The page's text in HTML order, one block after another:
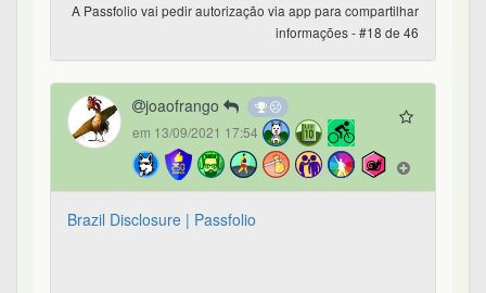
A Passfolio vai pedir autorização via app para compartilhar
informações - #18 de 46
joaofrango
em 13/09/2021 17:54
Brazil Disclosure | Passfolio